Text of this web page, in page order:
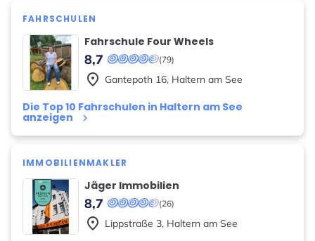
FAHRSCHULEN
Fahrschule Four Wheels
(79)
8,7
Die Top 10 Fahrschulen in Haltern am See
anzeigen keyboard_arrow_right
place Gantepoth 16, Haltern am See
IMMOBILIENMAKLER
Jäger Immobilien
(26)
8,7
place Lippstraße 3, Haltern am See